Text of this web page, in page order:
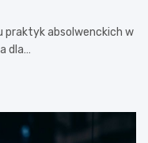
praktyk absolwenckich w
dla…